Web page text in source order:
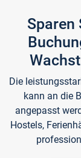
Sparen
Die
kann an die
angepasst
Hostels,